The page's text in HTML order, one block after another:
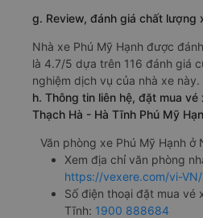
g. Review, đánh giá chất lượng
Nhà xe Phú Mỹ Hạnh được
là 4.7/5 dựa trên 116 đánh giá
nghiệm dịch vụ của nhà xe này.
h. Thông tin liên hệ, đặt mua
Thạch Hà - Hà Tĩnh Phú Mỹ
Văn phòng xe Phú Mỹ Hạnh ở
Xem địa chỉ văn phòng
https://vexere.com/vi-
Số điện thoại đặt mua vé
Tĩnh: 1900 888684